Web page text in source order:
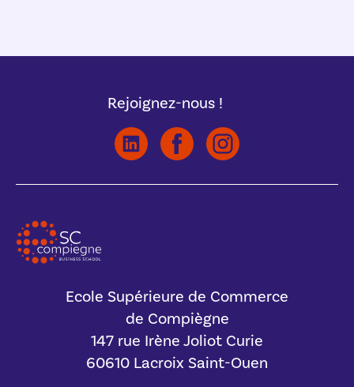
Rejoignez-nous !
Ecole Supérieure de Commerce
de Compiègne
147 rue Irène Joliot Curie
60610 Lacroix Saint-Ouen